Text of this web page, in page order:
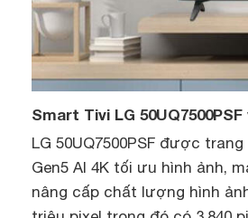
Smart Tivi LG
LG 50UQ7500PSF được
Gen5 AI 4K tối ưu hình ảnh,
nâng cấp chất lượng hình